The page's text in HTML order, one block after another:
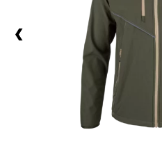
Obuća za slobodno